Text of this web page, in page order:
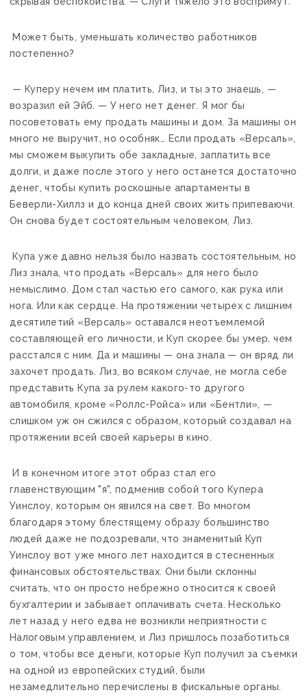
Может быть, уменьшать количество работников
постепенно?
— Куперу нечем им платить, Лиз, и ты это знаешь, —
возразил ей Эйб. — У него нет денег. Я мог бы
посоветовать ему продать машины и дом. За машины он
много не выручит, но особняк… Если продать «Версаль»,
мы сможем выкупить обе закладные, заплатить все
долги, и даже после этого у него останется достаточно
денег, чтобы купить роскошные апартаменты в
Беверли-Хиллз и до конца дней своих жить припеваючи.
Он снова будет состоятельным человеком, Лиз.
Купа уже давно нельзя было назвать состоятельным, но
Лиз знала, что продать «Версаль» для него было
немыслимо. Дом стал частью его самого, как рука или
нога. Или как сердце. На протяжении четырех с лишним
десятилетий «Версаль» оставался неотъемлемой
составляющей его личности, и Куп скорее бы умер, чем
расстался с ним. Да и машины — она знала — он вряд ли
захочет продать. Лиз, во всяком случае, не могла себе
представить Купа за рулем какого-то другого
автомобиля, кроме «Роллс-Ройса» или «Бентли», —
слишком уж он сжился с образом, который создавал на
протяжении всей своей карьеры в кино.
И в конечном итоге этот образ стал его
главенствующим "я", подменив собой того Купера
Уинслоу, которым он явился на свет. Во многом
благодаря этому блестящему образу большинство
людей даже не подозревали, что знаменитый Куп
Уинслоу вот уже много лет находится в стесненных
финансовых обстоятельствах. Они были склонны
считать, что он просто небрежно относится к своей
бухгалтерии и забывает оплачивать счета. Несколько
лет назад у него едва не возникли неприятности с
Налоговым управлением, и Лиз пришлось позаботиться
о том, чтобы все деньги, которые Куп получил за съемки
на одной из европейских студий, были
незамедлительно перечислены в фискальные органы.